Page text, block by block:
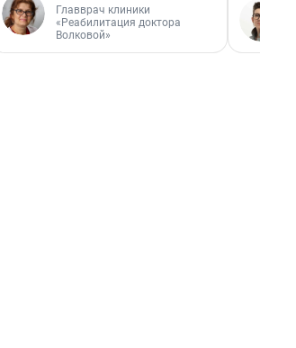
Главврач клиники
«Реабилитация доктора
Волковой»